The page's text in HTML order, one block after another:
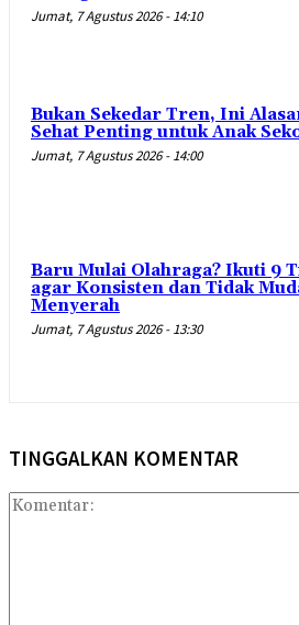
Jumat, 7 Agustus 2026 - 14:10
Bukan Sekedar Tren, Ini
Sehat Penting untuk Anak
Jumat, 7 Agustus 2026 - 14:00
Baru Mulai Olahraga? Ikuti 9
agar Konsisten dan Tidak
Menyerah
Jumat, 7 Agustus 2026 - 13:30
TINGGALKAN KOMENTAR